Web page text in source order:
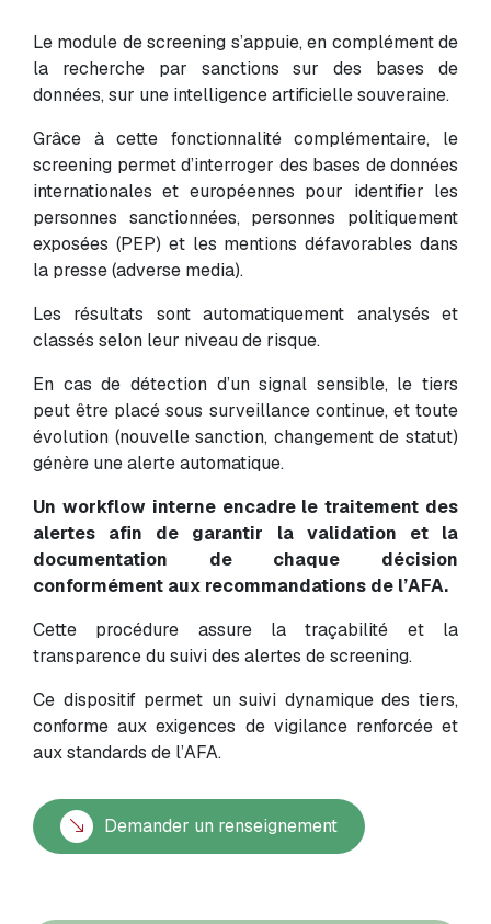
Le module de screening s’appuie, en complément de
la recherche par sanctions sur des bases de
données, sur une intelligence artificielle souveraine.
Grâce à cette fonctionnalité complémentaire, le
screening permet d’interroger des bases de données
internationales et européennes pour identifier les
personnes sanctionnées, personnes politiquement
exposées (PEP) et les mentions défavorables dans
la presse (adverse media).
Les résultats sont automatiquement analysés et
classés selon leur niveau de risque.
En cas de détection d’un signal sensible, le tiers
peut être placé sous surveillance continue, et toute
évolution (nouvelle sanction, changement de statut)
génère une alerte automatique.
Un workflow interne encadre le traitement des
alertes afin de garantir la validation et la
documentation de chaque décision
conformément aux recommandations de l’AFA.
Cette procédure assure la traçabilité et la
transparence du suivi des alertes de screening.
Ce dispositif permet un suivi dynamique des tiers,
conforme aux exigences de vigilance renforcée et
aux standards de l’AFA.
Demander un renseignement